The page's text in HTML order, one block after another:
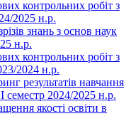
контрольних робіт з
2025 н.р.
знань з основ наук
н.р.
контрольних робіт з
2024 н.р.
результатів навчання
семестр 2024/2025 н.р.
якості освіти в